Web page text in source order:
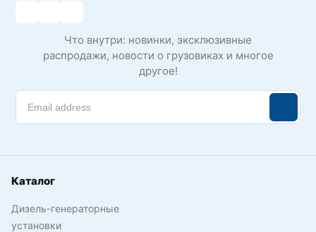
Что внутри: новинки, эксклюзивные
распродажи, новости о грузовиках и многое
другое!
Каталог
Дизель-генераторные
установки